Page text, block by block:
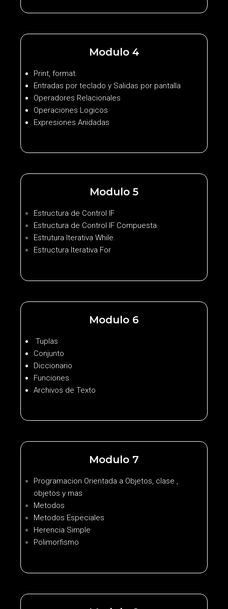
Modulo 4
Print, format.
Entradas por teclado y Salidas por pantalla
Operadores Relacionales
Operaciones Logicos
Expresiones Anidadas
Modulo 5
Estructura de Control IF
Estructura de Control IF Compuesta
Estrutura Iterativa While.
Estructura Iterativa For
Modulo 6
Tuplas
Conjunto
Diccionario
Funciones
Archivos de Texto
Modulo 7
Programacion Orientada a Objetos, clase ,
objetos y mas
Metodos
Metodos Especiales
Herencia Simple
Polimorfismo